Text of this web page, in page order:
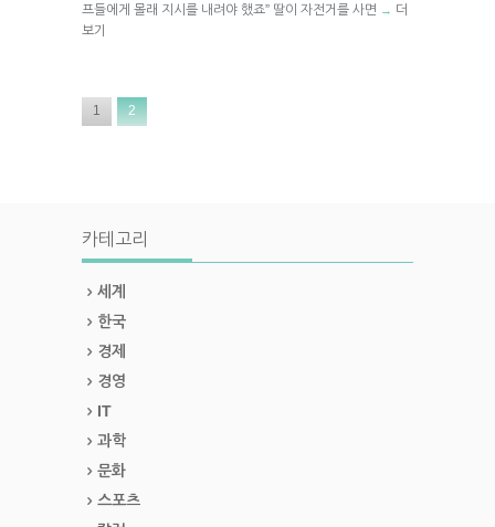
프들에게 몰래 지시를 내려야 했죠” 딸이 자전거를 사면 → 더
보기
1 2
카테고리
세계
한국
경제
경영
IT
과학
문화
스포츠